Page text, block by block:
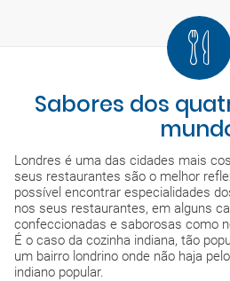
Sabores dos
Londres é uma das cidades mais
seus restaurantes são o melhor
possível encontrar especialidades
nos seus restaurantes, em alguns
confeccionadas e saborosas como
É o caso da cozinha indiana, tão
um bairro londrino onde não haja
indiano popular.